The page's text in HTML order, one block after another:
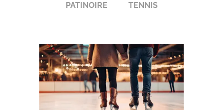
PATINOIRE TENNIS